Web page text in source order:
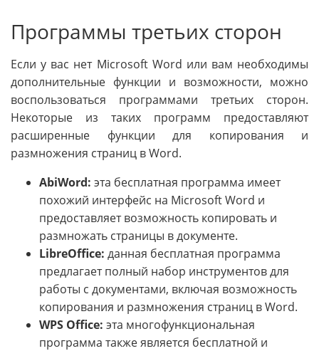
Программы третьих сторон
Если у вас нет Microsoft Word или вам необходимы
дополнительные функции и возможности, можно
воспользоваться программами третьих сторон.
Некоторые из таких программ предоставляют
расширенные функции для копирования и
размножения страниц в Word.
AbiWord: эта бесплатная программа имеет
похожий интерфейс на Microsoft Word и
предоставляет возможность копировать и
размножать страницы в документе.
LibreOffice: данная бесплатная программа
предлагает полный набор инструментов для
работы с документами, включая возможность
копирования и размножения страниц в Word.
WPS Office: эта многофункциональная
программа также является бесплатной и